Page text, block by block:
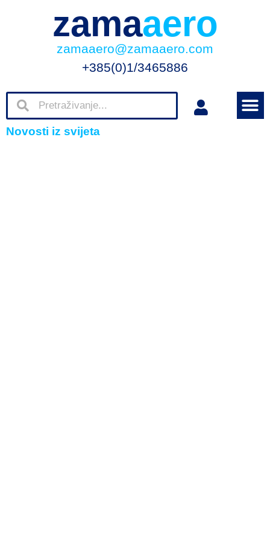
zamaaero
zamaaero@zamaaero.com
+385(0)1/3465886
Novosti iz svijeta